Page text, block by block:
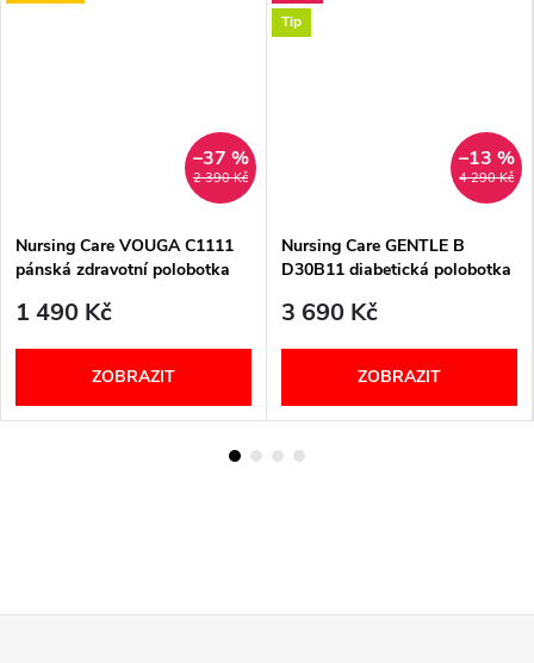
2 390 Kč
–37 %
Nursing Care VOUGA C1111
pánská zdravotní polobotka
1 490 Kč
ZOBRAZIT
Tip
4 290 Kč
–13 %
Nursing Care GENTLE B
D30B11 diabetická polobotka
3 690 Kč
ZOBRAZIT